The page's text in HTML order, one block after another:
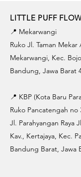
LITTLE PUFF
📍 Mekarwangi
Ruko Jl. Taman
Mekarwangi, Kec.
Bandung, Jawa Barat
📍 KBP (Kota Baru
Ruko Pancatengah no
Jl. Parahyangan Raya
Kav., Kertajaya, Kec.
Bandung Barat, Jawa